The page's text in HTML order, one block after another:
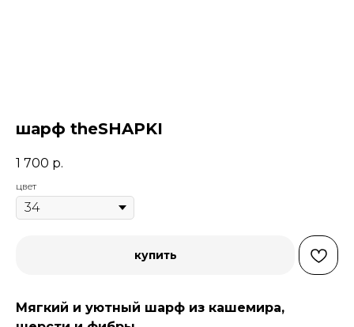
шарф theSHAPKI
1 700 р.
цвет
купить
Мягкий и уютный шарф из кашемира,